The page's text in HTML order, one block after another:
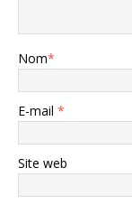
Nom*
E-mail *
Site web